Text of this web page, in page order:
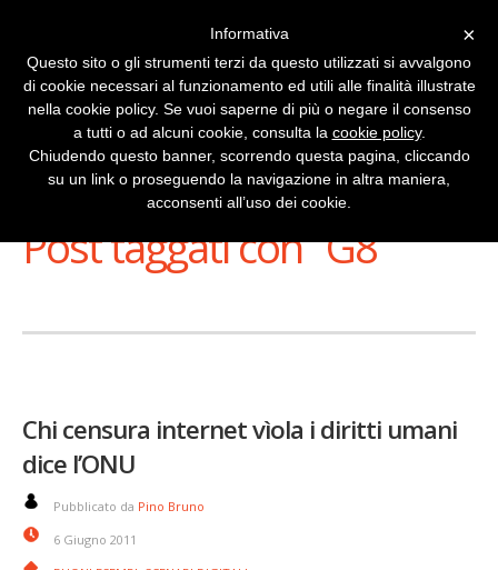
Stai Visualizzando
Post taggati con ‘ G8 ’
Chi censura internet vìola i diritti umani
dice l’ONU
Pubblicato da Pino Bruno
6 Giugno 2011
×
Informativa
Questo sito o gli strumenti terzi da questo utilizzati si avvalgono
di cookie necessari al funzionamento ed utili alle finalità illustrate
nella cookie policy. Se vuoi saperne di più o negare il consenso
a tutti o ad alcuni cookie, consulta la cookie policy.
Chiudendo questo banner, scorrendo questa pagina, cliccando
su un link o proseguendo la navigazione in altra maniera,
acconsenti all’uso dei cookie.